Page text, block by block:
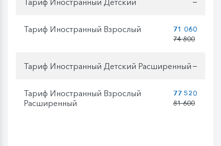
Тариф Иностранный Взрослый
71 060
74 800
Тариф Иностранный Детский Расширенный —
Тариф Иностранный Взрослый
Расширенный
77 520
81 600